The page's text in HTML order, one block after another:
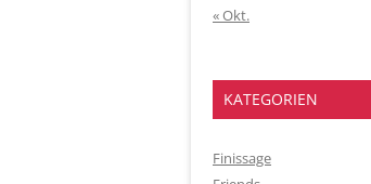
« Okt.
KATEGORIEN
Finissage